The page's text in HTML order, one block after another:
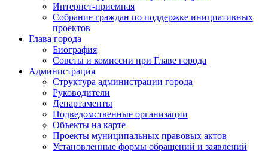
Интернет-приемная
Собрание граждан по поддержке инициативных
проектов
Глава города
Биография
Советы и комиссии при Главе города
Администрация
Структура администрации города
Руководители
Департаменты
Подведомственные организации
Объекты на карте
Проекты муниципальных правовых актов
Установленные формы обращений и заявлений